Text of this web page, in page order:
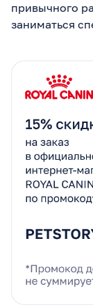
привычного
заниматься